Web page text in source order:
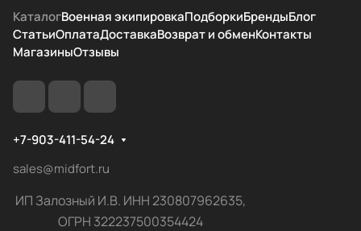
КаталогВоенная экипировкаПодборкиБрендыБлог
СтатьиОплатаДоставкаВозврат и обменКонтакты
МагазиныОтзывы
+7-903-411-54-24
sales@midfort.ru
ИП Залозный И.В. ИНН 230807962635,
ОГРН 322237500354424